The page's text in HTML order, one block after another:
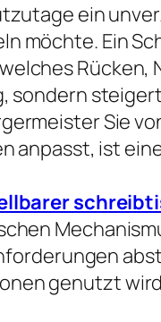
ein
möchte. Ein
Sie
anpasst, ist
genutzt